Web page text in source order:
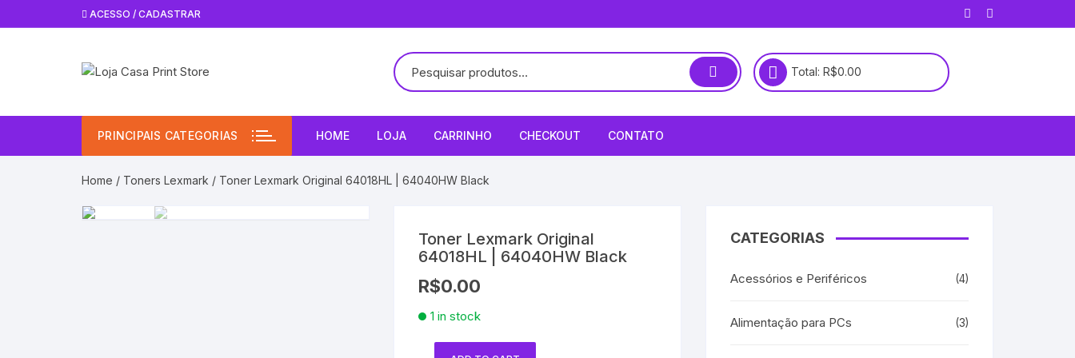
para
ACESSO / CADASTRAR
Total: R$0.00
PRINCIPAIS CATEGORIAS HOME LOJA CARRINHO CHECKOUT CONTATO
Home / Toners Lexmark / Toner Lexmark Original 64018HL | 64040HW Black
Toner Lexmark Original
64018HL | 64040HW Black
R$0.00
1 in stock
CATEGORIAS
Acessórios e Periféricos (4)
Alimentação para PCs (3)